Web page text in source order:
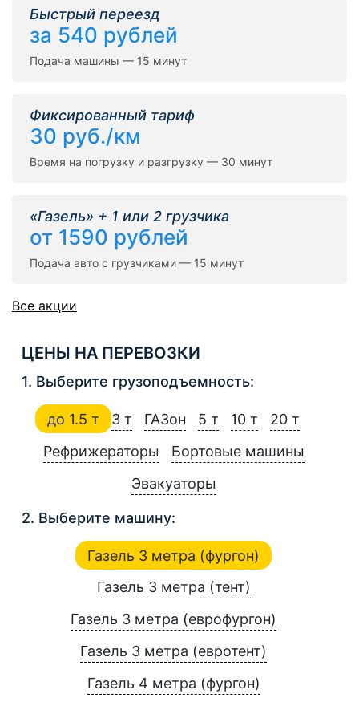
Быстрый переезд
за 540 рублей
Подача машины — 15 минут
Фиксированный тариф
30 руб./км
Время на погрузку и разгрузку — 30 минут
«Газель» + 1 или 2 грузчика
от 1590 рублей
Подача авто с грузчиками — 15 минут
Все акции
ЦЕНЫ НА ПЕРЕВОЗКИ
1. Выберите грузоподъемность:
до 1.5 т 3 т ГАЗон 5 т 10 т
20 т
Рефрижераторы
Бортовые машины
Эвакуаторы
2. Выберите машину:
Газель 3 метра (фургон)
Газель 3 метра (тент)
Газель 3 метра (еврофургон)
Газель 3 метра (евротент)
Газель 4 метра (фургон)